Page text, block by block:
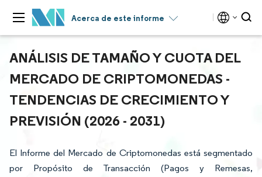
Acerca de este informe
ANÁLISIS DE TAMAÑO Y CUOTA DEL
MERCADO DE CRIPTOMONEDAS -
TENDENCIAS DE CRECIMIENTO Y
PREVISIÓN (2026 - 2031)
El Informe del Mercado de Criptomonedas está segmentado
por Propósito de Transacción (Pagos y Remesas,